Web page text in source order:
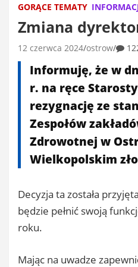
GORĄCE TEMATY
Zmiana
12 czerwca 2024 ostrow
Informuję, że w
r. na ręce
rezygnację ze
Zespołów
Zdrowotnej w
Wielkopolskim
Decyzja ta została
będzie pełnić swoją
roku.
Mając na uwadze